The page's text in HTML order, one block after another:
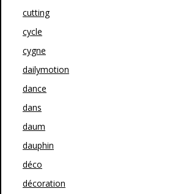
cutting
cycle
cygne
dailymotion
dance
dans
daum
dauphin
déco
décoration